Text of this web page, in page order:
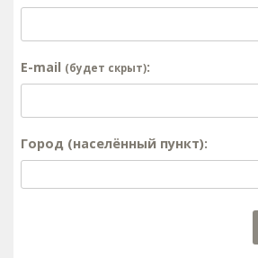
E-mail (будет скрыт):
Город (населённый пункт):